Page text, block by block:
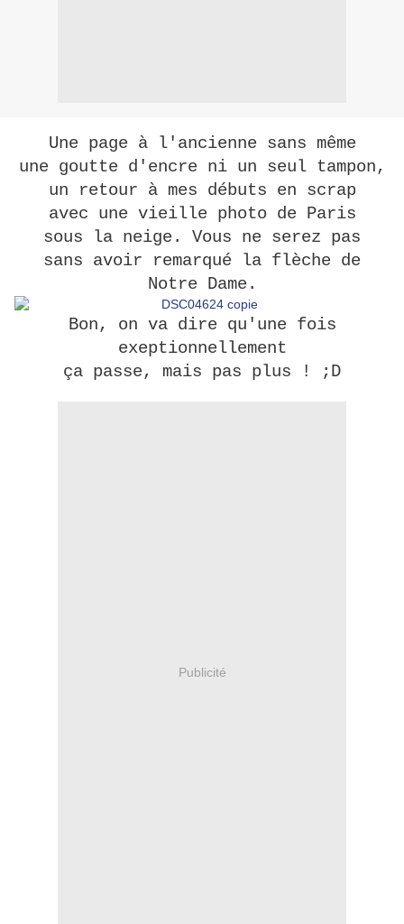
Une page à l'ancienne sans même
une goutte d'encre ni un seul tampon,
un retour à mes débuts en scrap
avec une vieille photo de Paris
sous la neige. Vous ne serez pas
sans avoir remarqué la flèche de
Notre Dame.
Bon, on va dire qu'une fois
exeptionnellement
ça passe, mais pas plus ! ;D
Publicité